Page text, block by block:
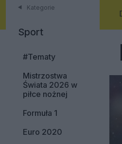
Kategorie
Sport
#Tematy
Mistrzostwa
Świata 2026 w
piłce nożnej
Formuła 1
Euro 2020